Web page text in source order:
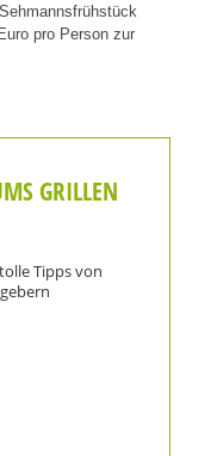
pro Person zur
GRILLEN
Tipps von